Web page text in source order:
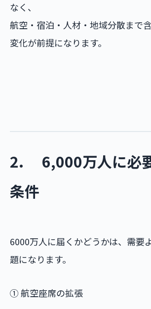
なく、
航空・宿泊・人材・地域分散まで
変化が前提になります。
2. 6,000万人に必
条件
6000万人に届くかどうかは、需要
題になります。
① 航空座席の拡張